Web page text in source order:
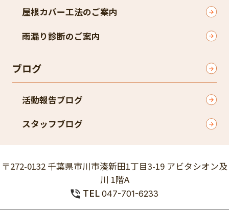
屋根カバー工法のご案内
雨漏り診断のご案内
ブログ
活動報告ブログ
スタッフブログ
〒272-0132 千葉県市川市湊新田1丁目3-19 アビタシオン及
川 1階A
TEL 047-701-6233